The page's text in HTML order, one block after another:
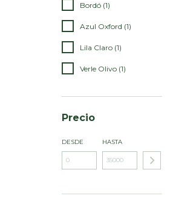
Bordó (1)
Azul Oxford (1)
Lila Claro (1)
Verle Olivo (1)
Precio
DESDE HASTA